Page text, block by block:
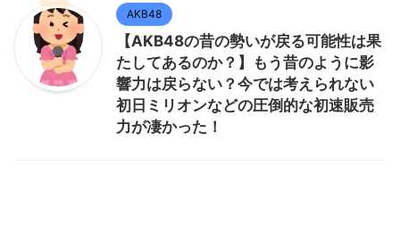
AKB48
【AKB48の昔の勢いが戻る可能性は果
たしてあるのか？】もう昔のように影
響力は戻らない？今では考えられない
初日ミリオンなどの圧倒的な初速販売
力が凄かった！